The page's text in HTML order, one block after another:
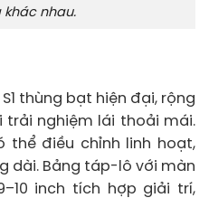
khác nhau.
thùng bạt hiện đại, rộng
trải nghiệm lái thoải mái.
thể điều chỉnh linh hoạt,
dài. Bảng táp-lô với màn
inch tích hợp giải trí,